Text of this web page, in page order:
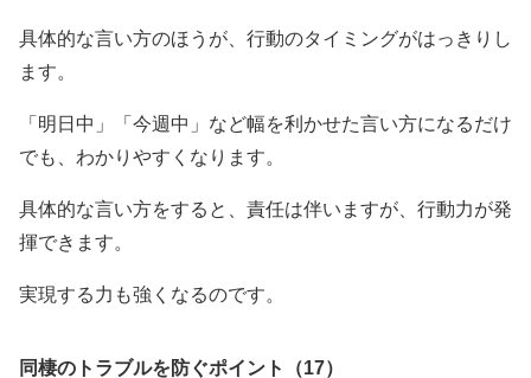
具体的な言い方のほうが、行動のタイミングがはっきりし
ます。
「明日中」「今週中」など幅を利かせた言い方になるだけ
でも、わかりやすくなります。
具体的な言い方をすると、責任は伴いますが、行動力が発
揮できます。
実現する力も強くなるのです。
同棲のトラブルを防ぐポイント（17）